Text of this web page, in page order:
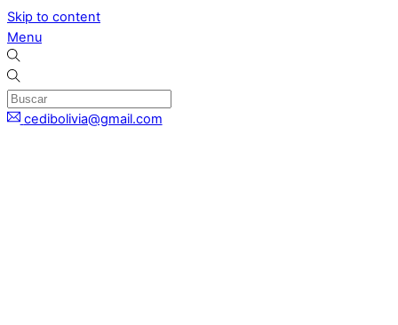
Skip to content
Menu
cedibolivia@gmail.com